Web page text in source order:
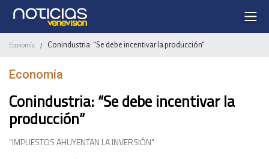
Economía / Conindustria: “Se debe incentivar la producción”
Economía
Conindustria: “Se debe incentivar la
producción”
"IMPUESTOS AHUYENTAN LA INVERSIÓN"